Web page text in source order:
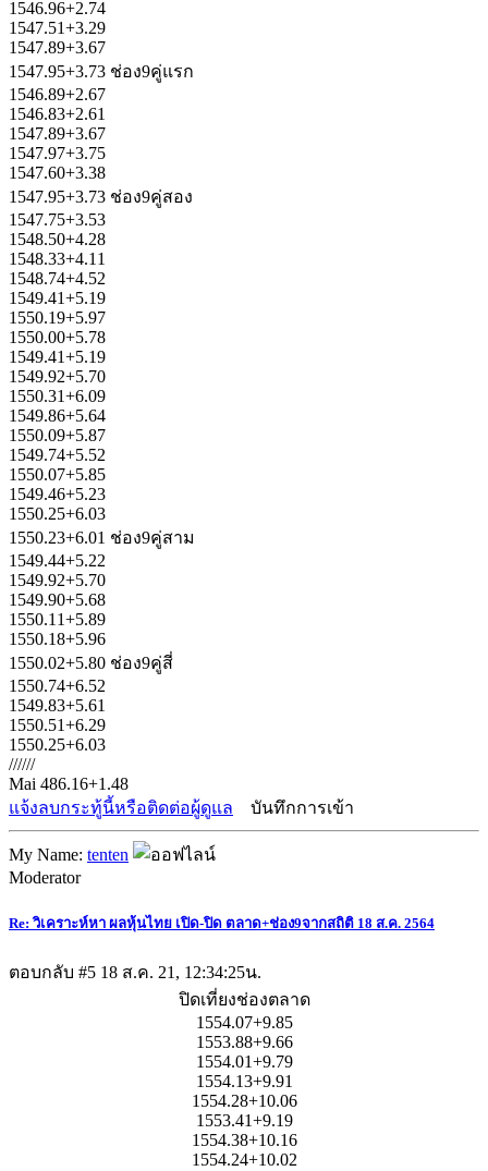
1546.96+2.74
1547.51+3.29
1547.89+3.67
1547.95+3.73 ช่อง9คู่แรก
1546.89+2.67
1546.83+2.61
1547.89+3.67
1547.97+3.75
1547.60+3.38
1547.95+3.73 ช่อง9คู่สอง
1547.75+3.53
1548.50+4.28
1548.33+4.11
1548.74+4.52
1549.41+5.19
1550.19+5.97
1550.00+5.78
1549.41+5.19
1549.92+5.70
1550.31+6.09
1549.86+5.64
1550.09+5.87
1549.74+5.52
1550.07+5.85
1549.46+5.23
1550.25+6.03
1550.23+6.01 ช่อง9คู่สาม
1549.44+5.22
1549.92+5.70
1549.90+5.68
1550.11+5.89
1550.18+5.96
1550.02+5.80 ช่อง9คู่สี่
1550.74+6.52
1549.83+5.61
1550.51+6.29
1550.25+6.03
//////
Mai 486.16+1.48
แจ้งลบกระทู้นี้หรือติดต่อผู้ดูแล
บันทึกการเข้า
My Name: tenten
Moderator
Re: วิเคราะห์หา ผลหุ้นไทย เปิด-ปิด ตลาด+ช่อง9จากสถิติ 18 ส.ค. 2564
ตอบกลับ #5 18 ส.ค. 21, 12:34:25น.
ปิดเที่ยงช่องตลาด
1554.07+9.85
1553.88+9.66
1554.01+9.79
1554.13+9.91
1554.28+10.06
1553.41+9.19
1554.38+10.16
1554.24+10.02